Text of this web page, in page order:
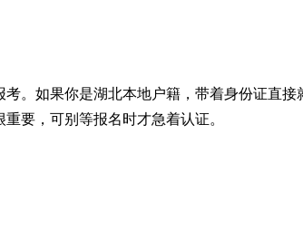
。如果你是湖北本地户籍，带着身份证直
要，可别等报名时才急着认证。